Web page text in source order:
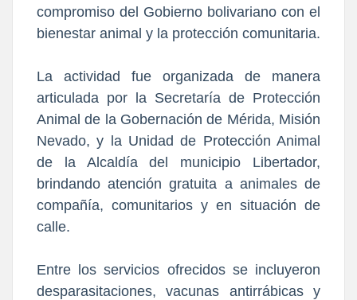
compromiso del Gobierno bolivariano con el
bienestar animal y la protección comunitaria.
La actividad fue organizada de manera
articulada por la Secretaría de Protección
Animal de la Gobernación de Mérida, Misión
Nevado, y la Unidad de Protección Animal
de la Alcaldía del municipio Libertador,
brindando atención gratuita a animales de
compañía, comunitarios y en situación de
calle.
‎Entre los servicios ofrecidos se incluyeron
desparasitaciones, vacunas antirrábicas y